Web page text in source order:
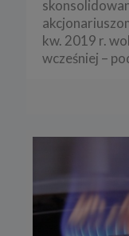
kw. 2019 r.
wcześniej –